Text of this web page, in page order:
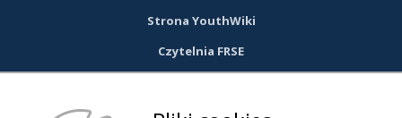
Strona YouthWiki
Czytelnia FRSE